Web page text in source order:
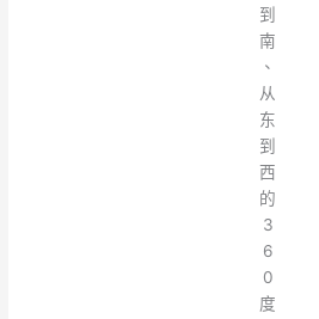
到
南
、
从
东
到
西
的
3
6
0
度